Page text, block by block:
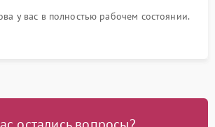
у вас в полностью рабочем состоянии.